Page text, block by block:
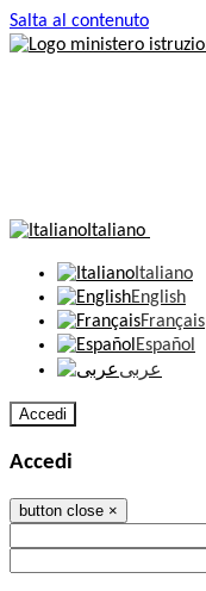
Salta al contenuto
Italiano
Italiano
English
Français
Español
عربى
Accedi
Accedi
button close ×